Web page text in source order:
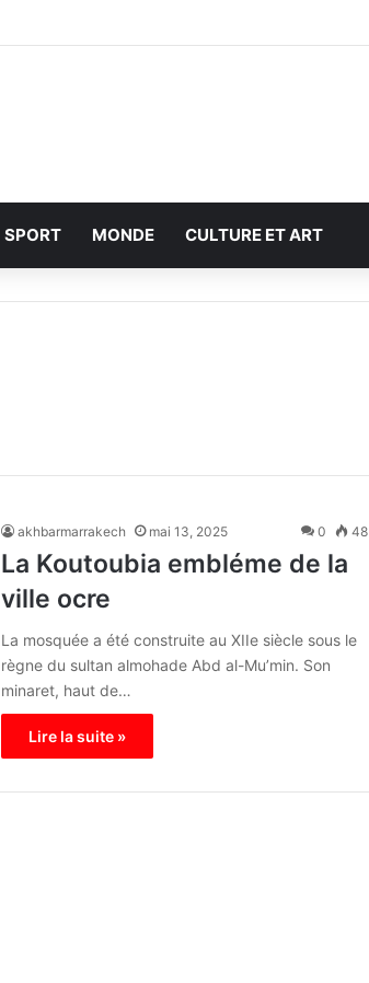
SPORT MONDE CULTURE ET ART
akhbarmarrakech mai 13, 2025 0 48
La Koutoubia embléme de la
ville ocre
La mosquée a été construite au XIIe siècle sous le
règne du sultan almohade Abd al-Mu’min. Son
minaret, haut de…
Lire la suite »